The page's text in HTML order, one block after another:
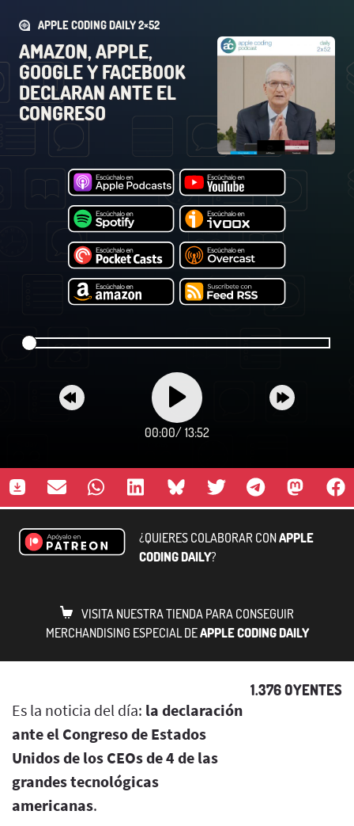
APPLE CODING DAILY 2×52
AMAZON, APPLE,
GOOGLE Y FACEBOOK
DECLARAN ANTE EL
CONGRESO
00:00/ 13:52
¿QUIERES COLABORAR CONAPPLE
CODING DAILY?
VISITA NUESTRA TIENDA PARA CONSEGUIR
MERCHANDISING ESPECIAL DEAPPLE CODING DAILY
1.376 OYENTES
Es la noticia del día: la declaración
ante el Congreso de Estados
Unidos de los CEOs de 4 de las
grandes tecnológicas
americanas.